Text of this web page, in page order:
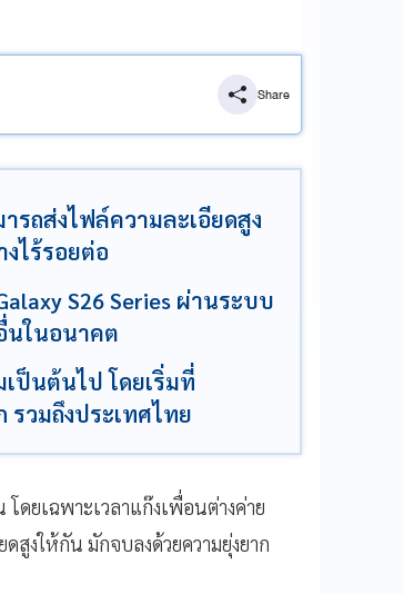
Share
ารถส่งไฟล์ความละเอียดสูง
งไร้รอยต่อ
S26 Series ผ่านระบบ
นในอนาคต
ป็นต้นไป โดยเริ่มที่
รวมถึงประเทศไทย
ยเฉพาะเวลาแก๊งเพื่อนต่างค่าย
สูงให้กัน มักจบลงด้วยความยุ่งยาก